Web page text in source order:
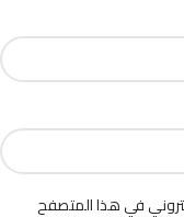
في هذا المتصفح